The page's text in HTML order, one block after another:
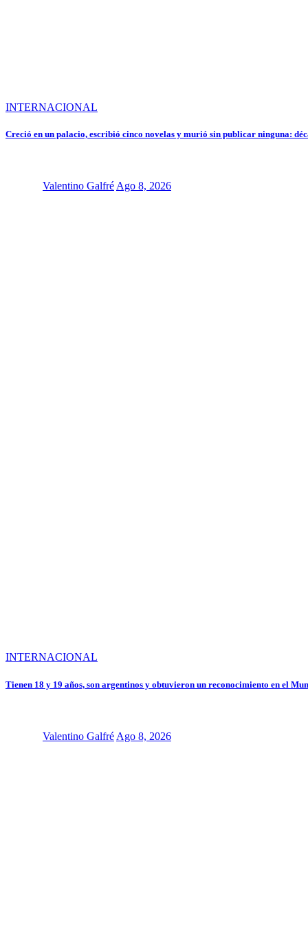
INTERNACIONAL
Creció en un palacio, escribió cinco novelas y murió sin publicar ninguna:
Valentino GalfréAgo 8, 2026
INTERNACIONAL
Tienen 18 y 19 años, son argentinos y obtuvieron un reconocimiento en el
Valentino Galfré Ago 8, 2026